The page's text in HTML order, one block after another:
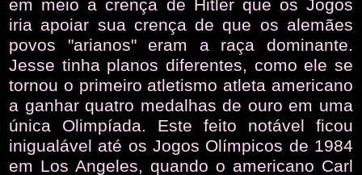
em meio a crença de Hitler que os Jogos
iria apoiar sua crença de que os alemães
povos "arianos" eram a raça dominante.
Jesse tinha planos diferentes, como ele se
tornou o primeiro atletismo atleta americano
a ganhar quatro medalhas de ouro em uma
única Olimpíada. Este feito notável ficou
inigualável até os Jogos Olímpicos de 1984
em Los Angeles, quando o americano Carl